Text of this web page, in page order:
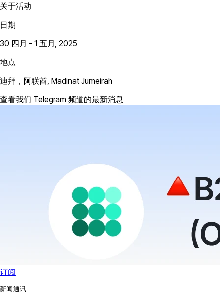
关于活动
日期
30 四月 - 1 五月, 2025
地点
迪拜，阿联酋, Madinat Jumeirah
查看我们 Telegram 频道的最新消息
订阅
新闻通讯